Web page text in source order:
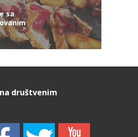
sa
društvenim